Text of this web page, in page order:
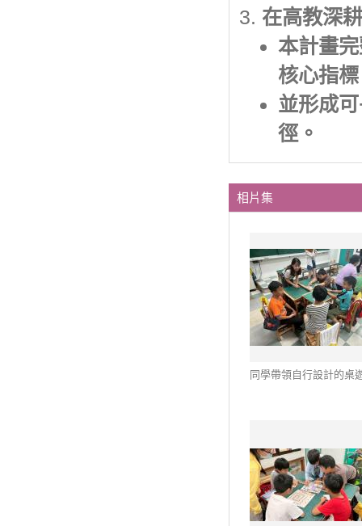
在高教深
本計畫
核心指標
並形成
徑。
相片集
同學帶領自行設計的桌